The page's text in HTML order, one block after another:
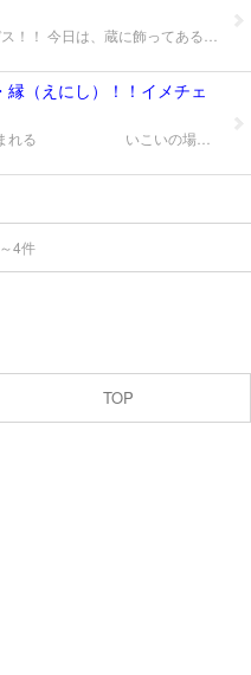
縁（えにし）！！イメチェ
4件
TOP